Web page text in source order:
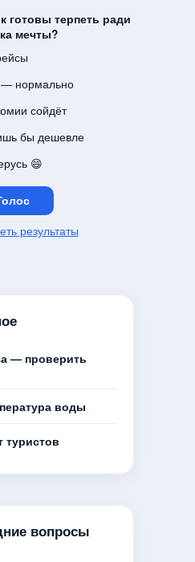
готовы терпеть ради
мечты?
нормально
сойдёт
бы дешевле
😄
результаты
— проверить
воды
туристов
вопросы